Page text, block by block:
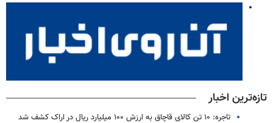
تازه‌ترین اخبار
تاجره: ۱۰ تن کالای قاچاق به ارزش ۱۰۰ میلیارد ریال در اراک کشف شد